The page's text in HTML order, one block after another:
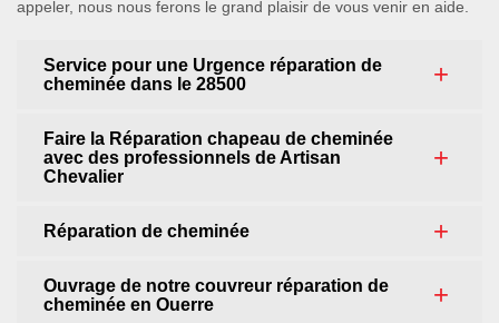
appeler, nous nous ferons le grand plaisir de vous venir en aide.
Service pour une Urgence réparation de
cheminée dans le 28500
Faire la Réparation chapeau de cheminée
avec des professionnels de Artisan
Chevalier
Réparation de cheminée
Ouvrage de notre couvreur réparation de
cheminée en Ouerre